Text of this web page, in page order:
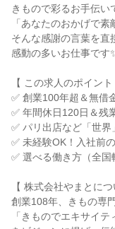
きもので彩るお手伝い
「あなたのおかげで素
そんな感謝の言葉を直
感動の多いお仕事です
【 この求人のポイント
✅ 創業100年超＆無借
✅ 年間休日120日＆残
✅ パリ出店など「世界
✅ 未経験OK！入社前
✅ 選べる働き方（全
【 株式会社やまとにつ
創業108年、きもの専
「きものでエキサイテ